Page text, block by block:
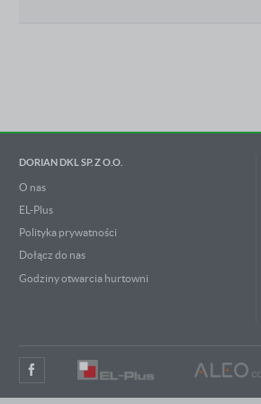
DORIAN DKL SP. Z O.O.
O nas
EL-Plus
Polityka prywatności
Dołącz do nas
Godziny otwarcia hurtowni